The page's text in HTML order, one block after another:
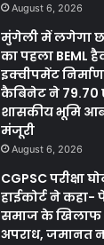
August 6, 2026
मुंगेली में लगेगा
का पहला BEML
इक्वीपमेंट
कैबिनेट ने 79.70
शासकीय भूमि
मंजूरी
August 6, 2026
CGPSC परीक्षा
हाईकोर्ट ने कहा-
समाज के खिलाफ
अपराध, जमानत